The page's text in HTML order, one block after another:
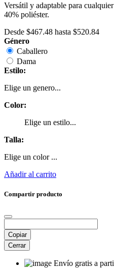
Versátil y adaptable para
40% poliéster.
Desde $467.48 hasta $520.84
Género
Caballero
Dama
Estilo:
Elige un genero...
Color:
Elige un estilo...
Talla:
Elige un color ...
Añadir al carrito
Compartir producto
Copiar
Cerrar
Envío gratis a